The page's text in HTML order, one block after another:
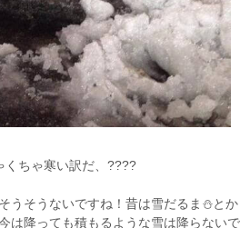
ちゃ寒い訳だ、????
うそうないですね！昔は雪だるま⛄とか
は降っても積もるような雪は降らないで